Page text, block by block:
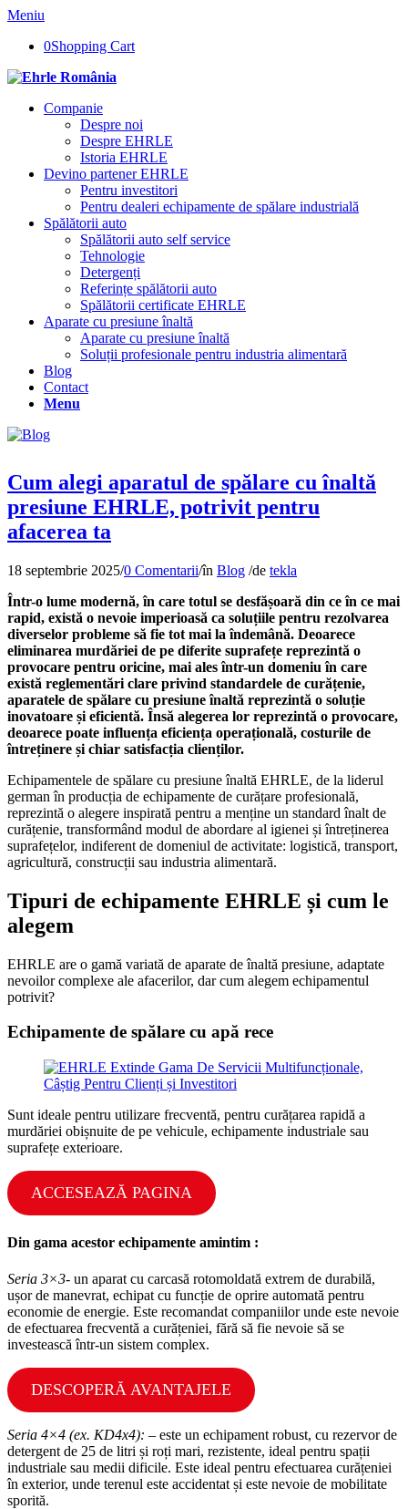
Meniu
0Shopping Cart
Companie
Despre noi
Despre EHRLE
Istoria EHRLE
Devino partener EHRLE
Pentru investitori
Pentru dealeri echipamente de spălare industrială
Spălătorii auto
Spălătorii auto self service
Tehnologie
Detergenți
Referințe spălătorii auto
Spălătorii certificate EHRLE
Aparate cu presiune înaltă
Aparate cu presiune înaltă
Soluții profesionale pentru industria alimentară
Blog
Contact
Menu
Cum alegi aparatul de spălare cu înaltă
presiune EHRLE, potrivit pentru
afacerea ta
18 septembrie 2025/0 Comentarii/în Blog /de tekla
Într-o lume modernă, în care totul se desfășoară din ce în ce mai
rapid, există o nevoie imperioasă ca soluțiile pentru rezolvarea
diverselor probleme să fie tot mai la îndemână. Deoarece
eliminarea murdăriei de pe diferite suprafețe reprezintă o
provocare pentru oricine, mai ales într-un domeniu în care
există reglementări clare privind standardele de curățenie,
aparatele de spălare cu presiune înaltă reprezintă o soluție
inovatoare și eficientă. Însă alegerea lor reprezintă o provocare,
deoarece poate influența eficiența operațională, costurile de
întreținere și chiar satisfacția clienților.
Echipamentele de spălare cu presiune înaltă EHRLE, de la liderul
german în producția de echipamente de curățare profesională,
reprezintă o alegere inspirată pentru a menține un standard înalt de
curățenie, transformând modul de abordare al igienei și întreținerea
suprafețelor, indiferent de domeniul de activitate: logistică, transport,
agricultură, construcții sau industria alimentară.
Tipuri de echipamente EHRLE și cum le
alegem
EHRLE are o gamă variată de aparate de înaltă presiune, adaptate
nevoilor complexe ale afacerilor, dar cum alegem echipamentul
potrivit?
Echipamente de spălare cu apă rece
Sunt ideale pentru utilizare frecventă, pentru curățarea rapidă a
murdăriei obișnuite de pe vehicule, echipamente industriale sau
suprafețe exterioare.
ACCESEAZĂPAGINA
Din gama acestor echipamente amintim :
Seria 3×3- un aparat cu carcasă rotomoldată extrem de durabilă,
ușor de manevrat, echipat cu funcție de oprire automată pentru
economie de energie. Este recomandat companiilor unde este nevoie
de efectuarea frecventă a curățeniei, fără să fie nevoie să se
investească într-un sistem complex.
DESCOPERĂ AVANTAJELE
Seria 4×4 (ex. KD4x4): – este un echipament robust, cu rezervor de
detergent de 25 de litri și roți mari, rezistente, ideal pentru spații
industriale sau medii dificile. Este ideal pentru efectuarea curățeniei
în exterior, unde terenul este accidentat și este nevoie de mobilitate
sporită.